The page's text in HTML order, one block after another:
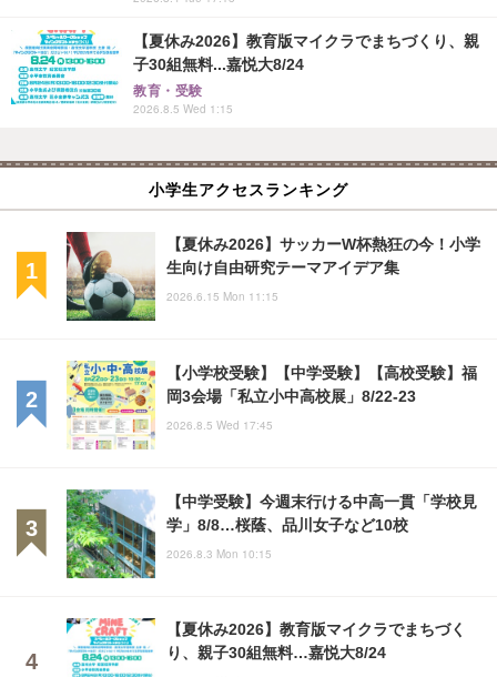
【夏休み2026】教育版マイクラでまちづくり、親
子30組無料...嘉悦大8/24
教育・受験
2026.8.5 Wed 1:15
小学生アクセスランキング
【夏休み2026】サッカーW杯熱狂の今！小学
生向け自由研究テーマアイデア集
2026.6.15 Mon 11:15
【小学校受験】【中学受験】【高校受験】福
岡3会場「私立小中高校展」8/22-23
2026.8.5 Wed 17:45
【中学受験】今週末行ける中高一貫「学校見
学」8/8…桜蔭、品川女子など10校
2026.8.3 Mon 10:15
【夏休み2026】教育版マイクラでまちづく
り、親子30組無料…嘉悦大8/24